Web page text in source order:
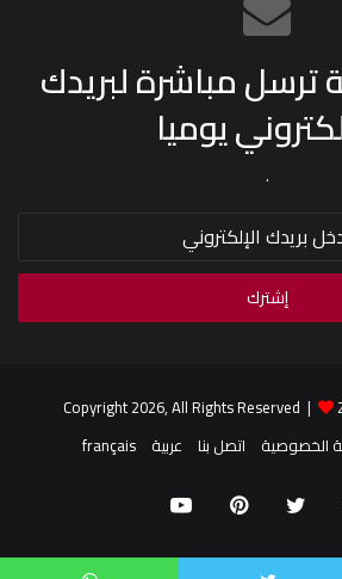
ترسل مباشرة لبريدك
يوميا
.
الخصوصية اتصل بنا عربية français
فيسبوكتويتر بينتيريستيوتيوب